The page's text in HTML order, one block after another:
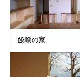
飯喰の家